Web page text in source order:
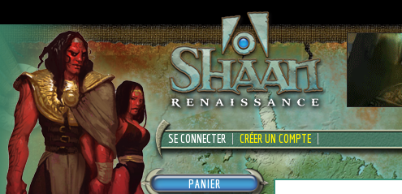
SE CONNECTER CRÉER UN COMPTE
PANIER